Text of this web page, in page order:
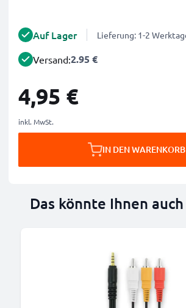
Auf Lager Lieferung: 1-2
Versand:2.95 €
4,95 €
inkl. MwSt.
IN DEN WARENKORB
Das könnte Ihnen